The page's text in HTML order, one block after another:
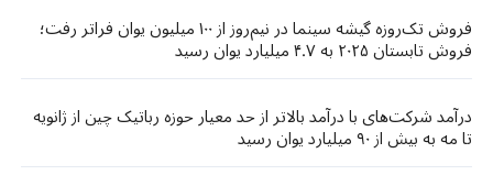
فروش تک‌روزه گیشه سینما در نیم‌روز از ۱۰۰ میلیون یوان فراتر رفت؛
فروش تابستان ۲۰۲۵ به ۴.۷ میلیارد یوان رسید
درآمد شرکت‌های با درآمد بالاتر از حد معیار حوزه رباتیک چین از ژانویه
تا مه به بیش از ۹۰ میلیارد یوان رسید